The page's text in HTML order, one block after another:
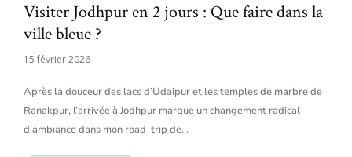
Visiter Jodhpur en 2 jours : Que faire dans la
ville bleue ?
15 février 2026
Après la douceur des lacs d’Udaipur et les temples de marbre de
Ranakpur, l’arrivée à Jodhpur marque un changement radical
d’ambiance dans mon road-trip de…